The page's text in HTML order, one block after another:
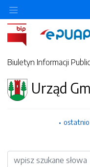
Biuletyn Informacji
Urząd
Wyszukiwarka